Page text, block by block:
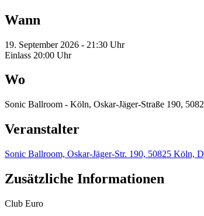
Wann
19. September 2026 - 21:30 Uhr
Einlass 20:00 Uhr
Wo
Sonic Ballroom - Köln, Oskar-Jäger-Straße 190,
Veranstalter
Sonic Ballroom, Oskar-Jäger-Str. 190, 50825 Köln,
Zusätzliche Informationen
Club Euro